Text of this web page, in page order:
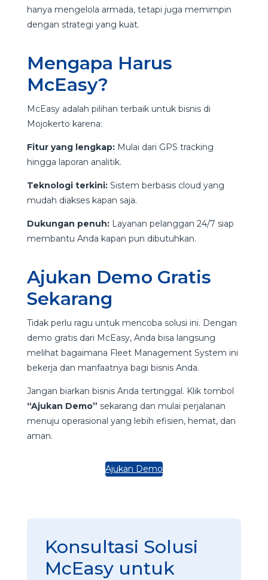
hanya mengelola armada, tetapi juga memimpin
dengan strategi yang kuat.
Mengapa Harus
McEasy?
McEasy adalah pilihan terbaik untuk bisnis di
Mojokerto karena:
Fitur yang lengkap:Mulai dari GPS tracking
hingga laporan analitik.
Teknologi terkini:Sistem berbasis cloud yang
mudah diakses kapan saja.
Dukungan penuh:Layanan pelanggan 24/7 siap
membantu Anda kapan pun dibutuhkan.
Ajukan Demo Gratis
Sekarang
Tidak perlu ragu untuk mencoba solusi ini. Dengan
demo gratis dari McEasy, Anda bisa langsung
melihat bagaimana Fleet Management System ini
bekerja dan manfaatnya bagi bisnis Anda.
Jangan biarkan bisnis Anda tertinggal. Klik tombol
“Ajukan Demo” sekarang dan mulai perjalanan
menuju operasional yang lebih efisien, hemat, dan
aman.
Ajukan Demo
Konsultasi Solusi
McEasy untuk